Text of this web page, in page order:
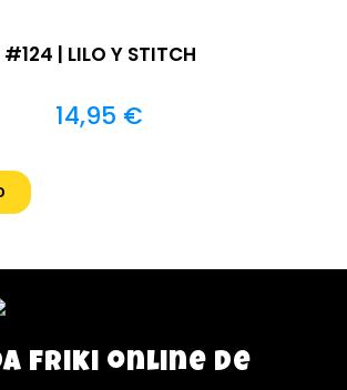
#124 | LILO Y STITCH
14,95 €
friki online de